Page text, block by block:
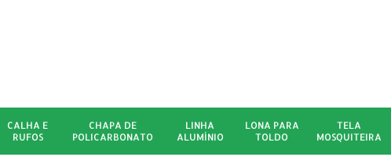
CALHA E
RUFOS
CHAPA DE
POLICARBONATO
LINHA
ALUMÍNIO
LONA PARA
TOLDO
TELA
MOSQUITEIRA